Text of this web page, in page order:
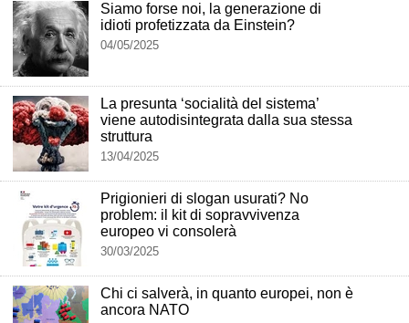
Siamo forse noi, la generazione di
idioti profetizzata da Einstein?
04/05/2025
La presunta ‘socialità del sistema’
viene autodisintegrata dalla sua stessa
struttura
13/04/2025
Prigionieri di slogan usurati? No
problem: il kit di sopravvivenza
europeo vi consolerà
30/03/2025
Chi ci salverà, in quanto europei, non è
ancora NATO